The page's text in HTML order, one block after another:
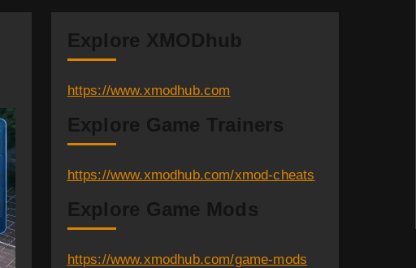
Explore XMODhub
https://www.xmodhub.com
Explore Game Trainers
https://www.xmodhub.com/xmod-cheats
Explore Game Mods
https://www.xmodhub.com/game-mods